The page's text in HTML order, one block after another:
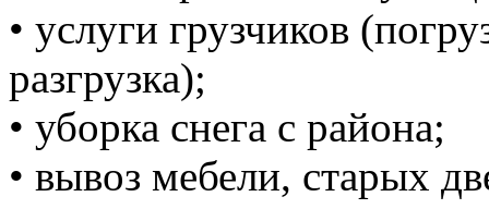
• услуги грузчиков
разгрузка);
• уборка снега с района;
• вывоз мебели, старых